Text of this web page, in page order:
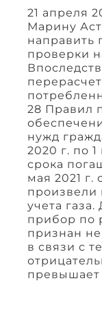
21 апреля
Марину
направить
проверки
28 Правил
нужд
2020 г. по 1
срока
мая 2021 г.
произвели
учета
прибор по
признан
в связи с
превышает